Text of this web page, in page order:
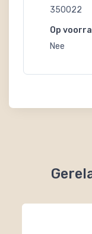
350022
Op
Nee